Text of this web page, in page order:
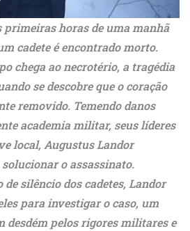
primeiras horas de uma manhã
cadete é encontrado morto.
chega ao necrotério, a tragédia
se descobre que o coração
removido. Temendo danos
academia militar, seus líderes
local, Augustus Landor
o assassinato.
silêncio dos cadetes, Landor
para investigar o caso, um
desdém pelos rigores militares e